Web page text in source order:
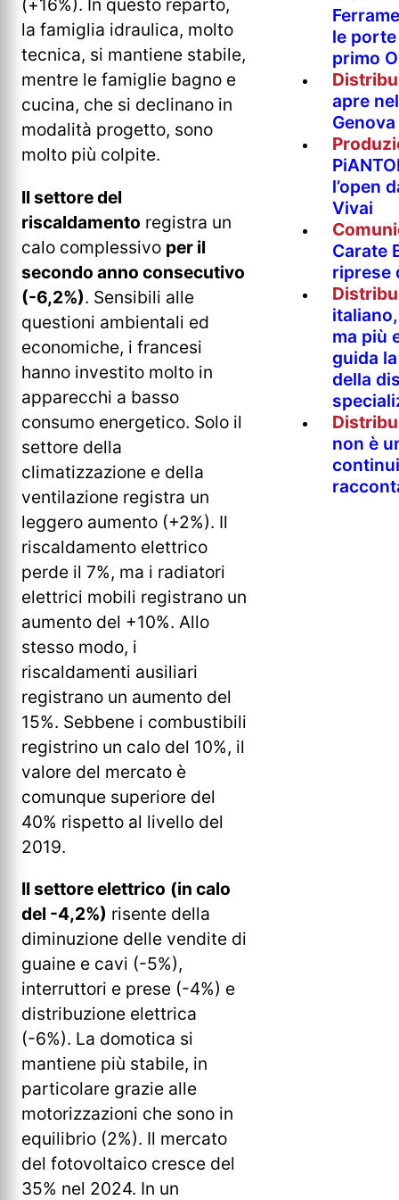
(+16%). In questo reparto,
la famiglia idraulica, molto
tecnica, si mantiene stabile,
mentre le famiglie bagno e
cucina, che si declinano in
modalità progetto, sono
molto più colpite.
Il settore del
riscaldamento registra un
calo complessivo per il
secondo anno consecutivo
(-6,2%). Sensibili alle
questioni ambientali ed
economiche, i francesi
hanno investito molto in
apparecchi a basso
consumo energetico. Solo il
settore della
climatizzazione e della
ventilazione registra un
leggero aumento (+2%). Il
riscaldamento elettrico
perde il 7%, ma i radiatori
elettrici mobili registrano un
aumento del +10%. Allo
stesso modo, i
riscaldamenti ausiliari
registrano un aumento del
15%. Sebbene i combustibili
registrino un calo del 10%, il
valore del mercato è
comunque superiore del
40% rispetto al livello del
2019.
Il settore elettrico (in calo
del -4,2%) risente della
diminuzione delle vendite di
guaine e cavi (-5%),
interruttori e prese (-4%) e
distribuzione elettrica
(-6%). La domotica si
mantiene più stabile, in
particolare grazie alle
motorizzazioni che sono in
equilibrio (2%). Il mercato
del fotovoltaico cresce del
35% nel 2024. In un
le
primo
apre
Genova
l’open
Vivai
Carate
riprese
ma più
guida
della
non è